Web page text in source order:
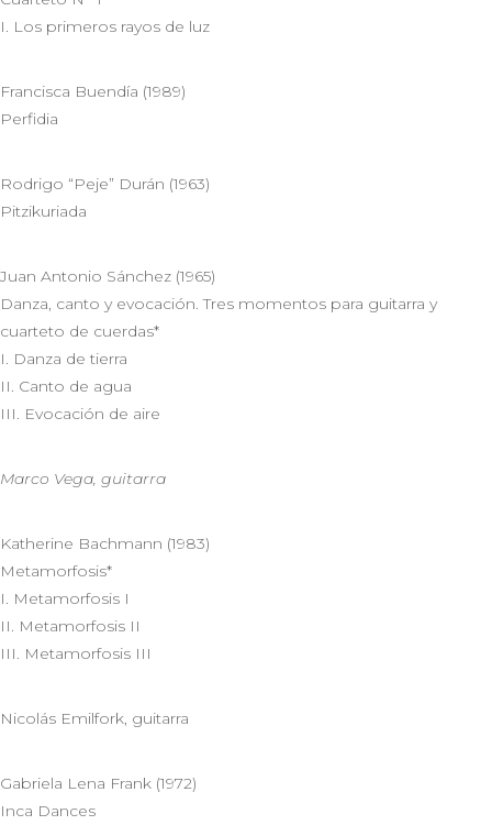
I. Los primeros rayos de luz
Francisca Buendía (1989)
Perfidia
Rodrigo “Peje” Durán (1963)
Pitzikuriada
Juan Antonio Sánchez (1965)
Danza, canto y evocación. Tres momentos para guitarra y
cuarteto de cuerdas*
I. Danza de tierra
II. Canto de agua
III. Evocación de aire
Marco Vega, guitarra
Katherine Bachmann (1983)
Metamorfosis*
I. Metamorfosis I
II. Metamorfosis II
III. Metamorfosis III
Nicolás Emilfork, guitarra
Gabriela Lena Frank (1972)
Inca Dances